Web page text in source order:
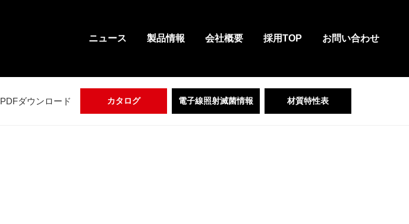
ニュース 製品情報 会社概要 採用TOP お問い合わせ
PDFダウンロード カタログ 電子線照射滅菌情報 材質特性表